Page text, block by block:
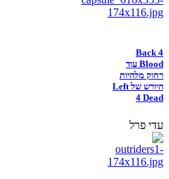
Back 4
Blood עוד
רחוק מלהיות
היורש של Left
4 Dead
עדי פרל